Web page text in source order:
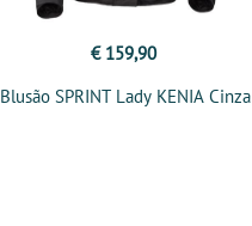
€ 159,90
Blusão SPRINT Lady KENIA Cinza